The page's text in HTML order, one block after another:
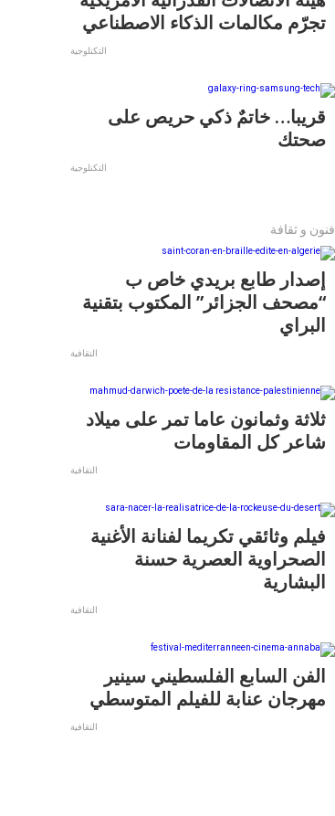
تجرّم مكالمات الذكاء الاصطناعي
التكنلوجية
قريبا… خاتمٌ ذكي حريص على
صحتك
التكنلوجية
فنون و ثقافة
إصدار طابع بريدي خاص ب
“مصحف الجزائر” المكتوب بتقنية
البراي
التقافية
ثلاثة وثمانون عاما تمر على ميلاد
شاعر كل المقاومات
التقافية
فيلم وثائقي تكريما لفنانة الأغنية
الصحراوية العصرية حسنة
البشارية
التقافية
الفن السابع الفلسطيني سينير
مهرجان عنابة للفيلم المتوسطي
التقافية